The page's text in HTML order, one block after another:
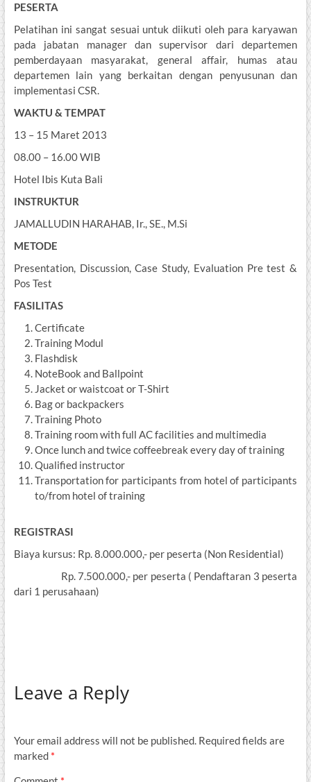
PESERTA
Pelatihan ini sangat sesuai untuk diikuti oleh para karyawan
pada jabatan manager dan supervisor dari departemen
pemberdayaan masyarakat, general affair, humas atau
departemen lain yang berkaitan dengan penyusunan dan
implementasi CSR.
WAKTU & TEMPAT
13 – 15 Maret 2013
08.00 – 16.00 WIB
Hotel Ibis Kuta Bali
INSTRUKTUR
JAMALLUDIN HARAHAB, Ir., SE., M.Si
METODE
Presentation, Discussion, Case Study, Evaluation Pre test &
Pos Test
FASILITAS
Certificate
Training Modul
Flashdisk
NoteBook and Ballpoint
Jacket or waistcoat or T-Shirt
Bag or backpackers
Training Photo
Training room with full AC facilities and multimedia
Once lunch and twice coffeebreak every day of training
Qualified instructor
Transportation for participants from hotel of participants
to/from hotel of training
REGISTRASI
Biaya kursus: Rp. 8.000.000,- per peserta (Non Residential)
Rp. 7.500.000,- per peserta ( Pendaftaran 3 peserta
dari 1 perusahaan)
Leave a Reply
Your email address will not be published. Required fields are
marked *